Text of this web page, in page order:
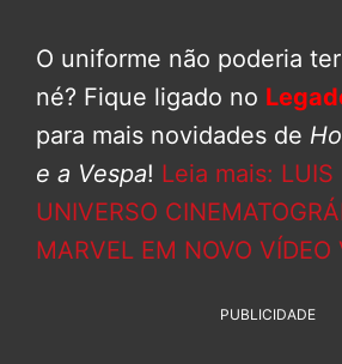
O uniforme não poderia
né? Fique ligado no
para mais novidades de
e a Vespa! Leia mais: LUIS
UNIVERSO
MARVEL EM NOVO VÍDEO
PUBLICIDADE